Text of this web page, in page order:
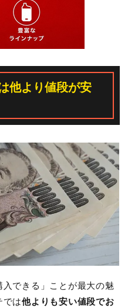
他より値段が安
入できる」ことが最大の魅
では他よりも安い値段でお